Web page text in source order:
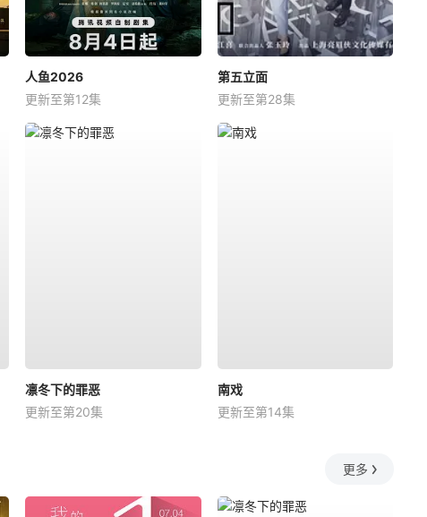
人鱼2026
更新至第12集
第五立面
更新至第28集
凛冬下的罪恶
更新至第20集
南戏
更新至第14集
更多